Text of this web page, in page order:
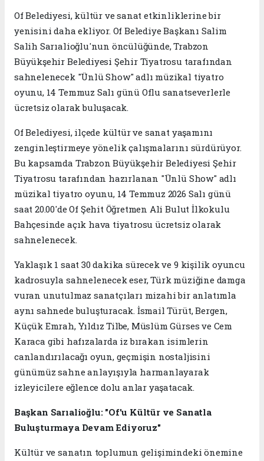
Of Belediyesi, kültür ve sanat etkinliklerine bir
yenisini daha ekliyor. Of Belediye Başkanı Salim
Salih Sarıalioğlu'nun öncülüğünde, Trabzon
Büyükşehir Belediyesi Şehir Tiyatrosu tarafından
sahnelenecek "Ünlü Show" adlı müzikal tiyatro
oyunu, 14 Temmuz Salı günü Oflu sanatseverlerle
ücretsiz olarak buluşacak.
Of Belediyesi, ilçede kültür ve sanat yaşamını
zenginleştirmeye yönelik çalışmalarını sürdürüyor.
Bu kapsamda Trabzon Büyükşehir Belediyesi Şehir
Tiyatrosu tarafından hazırlanan "Ünlü Show" adlı
müzikal tiyatro oyunu, 14 Temmuz 2026 Salı günü
saat 20.00'de Of Şehit Öğretmen Ali Bulut İlkokulu
Bahçesinde açık hava tiyatrosu ücretsiz olarak
sahnelenecek.
Yaklaşık 1 saat 30 dakika sürecek ve 9 kişilik oyuncu
kadrosuyla sahnelenecek eser, Türk müziğine damga
vuran unutulmaz sanatçıları mizahi bir anlatımla
aynı sahnede buluşturacak. İsmail Türüt, Bergen,
Küçük Emrah, Yıldız Tilbe, Müslüm Gürses ve Cem
Karaca gibi hafızalarda iz bırakan isimlerin
canlandırılacağı oyun, geçmişin nostaljisini
günümüz sahne anlayışıyla harmanlayarak
izleyicilere eğlence dolu anlar yaşatacak.
Başkan Sarıalioğlu: "Of'u Kültür ve Sanatla
Buluşturmaya Devam Ediyoruz"
Kültür ve sanatın toplumun gelişimindeki önemine